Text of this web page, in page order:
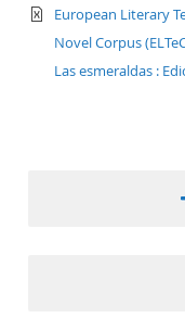
text/xml
European Literary
Novel Corpus
Las esmeraldas :